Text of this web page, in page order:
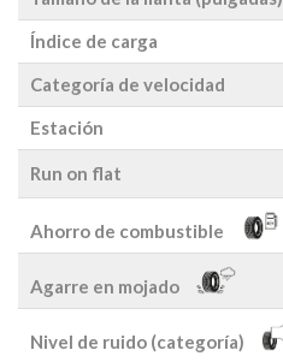
Índice de carga
Categoría de velocidad
Estación
Run on flat
Ahorro de combustible
Agarre en mojado
Nivel de ruido (categoría)